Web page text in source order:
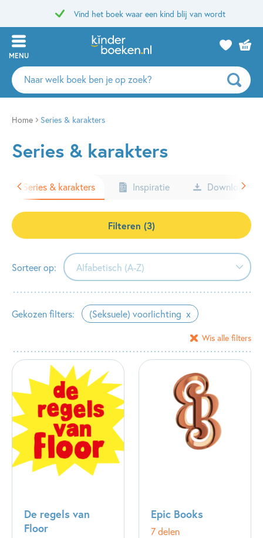
Vind het boek waar een kind blij van wordt
MENU
Zoeken
naar
auteurs
uitgevers
Home Series & karakters
Series & karakters
Series & karakters Inspiratie Downloads
Filteren (3)
Sorteer op: Alfabetisch (A-Z)
Alfabetisch (A-Z)
Alfabetisch (Z-A)
Gekozen filters: (Seksuele) voorlichting
Wis alle filters
De regels van
Floor
Epic Books
7 delen